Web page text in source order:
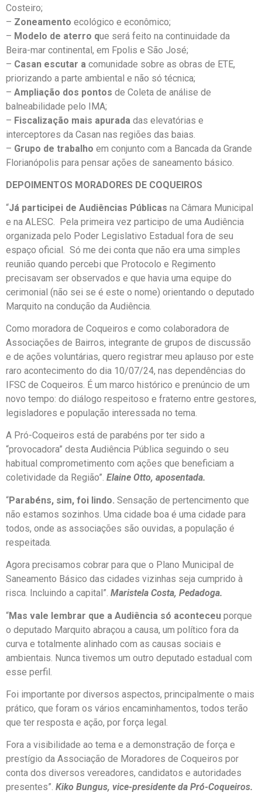
Costeiro;
– Zoneamento ecológico e econômico;
– Modelo de aterro que será feito na continuidade da
Beira-mar continental, em Fpolis e São José;
– Casan escutar a comunidade sobre as obras de ETE,
priorizando a parte ambiental e não só técnica;
– Ampliação dos pontos de Coleta de análise de
balneabilidade pelo IMA;
– Fiscalização mais apurada das elevatórias e
interceptores da Casan nas regiões das baias.
– Grupo de trabalho em conjunto com a Bancada da Grande
Florianópolis para pensar ações de saneamento básico.
DEPOIMENTOS MORADORES DE COQUEIROS
“Já participei de Audiências Públicas na Câmara Municipal
e na ALESC. Pela primeira vez participo de uma Audiência
organizada pelo Poder Legislativo Estadual fora de seu
espaço oficial. Só me dei conta que não era uma simples
reunião quando percebi que Protocolo e Regimento
precisavam ser observados e que havia uma equipe do
cerimonial (não sei se é este o nome) orientando o deputado
Marquito na condução da Audiência.
Como moradora de Coqueiros e como colaboradora de
Associações de Bairros, integrante de grupos de discussão
e de ações voluntárias, quero registrar meu aplauso por este
raro acontecimento do dia 10/07/24, nas dependências do
IFSC de Coqueiros. É um marco histórico e prenúncio de um
novo tempo: do diálogo respeitoso e fraterno entre gestores,
legisladores e população interessada no tema.
A Pró-Coqueiros está de parabéns por ter sido a
“provocadora” desta Audiência Pública seguindo o seu
habitual comprometimento com ações que beneficiam a
coletividade da Região”. Elaine Otto, aposentada.
“Parabéns, sim, foi lindo. Sensação de pertencimento que
não estamos sozinhos. Uma cidade boa é uma cidade para
todos, onde as associações são ouvidas, a população é
respeitada.
Agora precisamos cobrar para que o Plano Municipal de
Saneamento Básico das cidades vizinhas seja cumprido à
risca. Incluindo a capital”. Maristela Costa, Pedadoga.
“Mas vale lembrar que a Audiência só aconteceu porque
o deputado Marquito abraçou a causa, um político fora da
curva e totalmente alinhado com as causas sociais e
ambientais. Nunca tivemos um outro deputado estadual com
esse perfil.
Foi importante por diversos aspectos, principalmente o mais
prático, que foram os vários encaminhamentos, todos terão
que ter resposta e ação, por força legal.
Fora a visibilidade ao tema e a demonstração de força e
prestígio da Associação de Moradores de Coqueiros por
conta dos diversos vereadores, candidatos e autoridades
presentes”. Kiko Bungus, vice-presidente da Pró-Coqueiros.